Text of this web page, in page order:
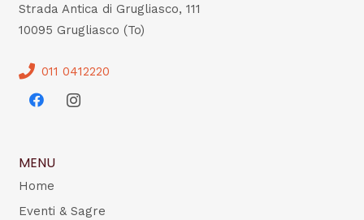
Strada Antica di Grugliasco, 111
10095 Grugliasco (To)
011 0412220
MENU
Home
Eventi & Sagre